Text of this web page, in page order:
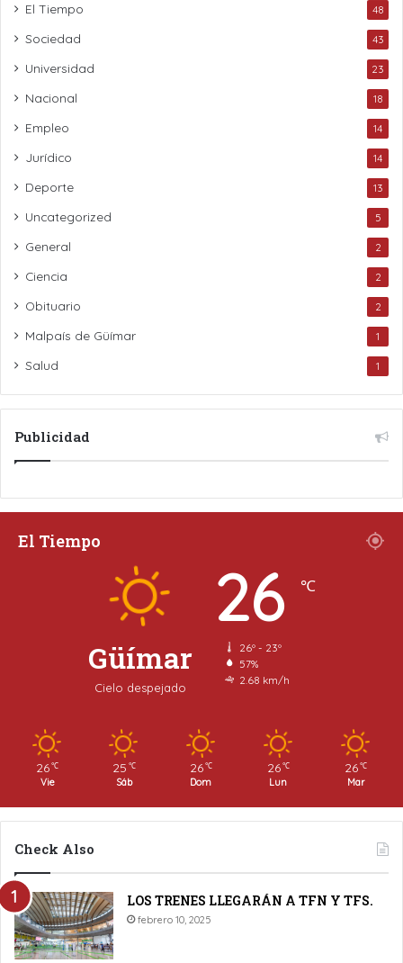
El Tiempo 48
Sociedad 43
Universidad 23
Nacional 18
Empleo 14
Jurídico 14
Deporte 13
Uncategorized 5
General 2
Ciencia 2
Obituario 2
Malpaís de Güímar 1
Salud 1
Publicidad
El Tiempo
Güímar
Cielo despejado
26 ℃
26º - 23º
57%
2.68 km/h
26 ℃
Vie
25 ℃
Sáb
26 ℃
Dom
26 ℃
Lun
26 ℃
Mar
Check Also
LOS TRENES LLEGARÁN A TFN Y TFS.
febrero 10, 2025